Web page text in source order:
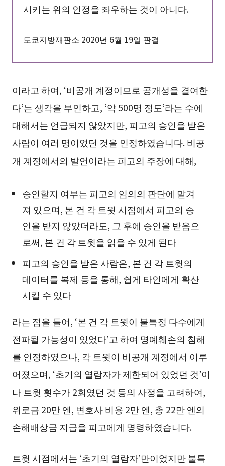
시키는 위의 인정을 좌우하는 것이 아니다.
도쿄지방재판소 2020년 6월 19일 판결
이라고 하여, ‘비공개 계정이므로 공개성을 결여한
다’는 생각을 부인하고, ‘약 500명 정도’라는 수에
대해서는 언급되지 않았지만, 피고의 승인을 받은
사람이 여러 명이었던 것을 인정하였습니다. 비공
개 계정에서의 발언이라는 피고의 주장에 대해,
승인할지 여부는 피고의 임의의 판단에 맡겨
져 있으며, 본 건 각 트윗 시점에서 피고의 승
인을 받지 않았더라도, 그 후에 승인을 받음으
로써, 본 건 각 트윗을 읽을 수 있게 된다
피고의 승인을 받은 사람은, 본 건 각 트윗의
데이터를 복제 등을 통해, 쉽게 타인에게 확산
시킬 수 있다
라는 점을 들어, ‘본 건 각 트윗이 불특정 다수에게
전파될 가능성이 있었다’고 하여 명예훼손의 침해
를 인정하였으나, 각 트윗이 비공개 계정에서 이루
어졌으며, ‘초기의 열람자가 제한되어 있었던 것’이
나 트윗 횟수가 2회였던 것 등의 사정을 고려하여,
위로금 20만 엔, 변호사 비용 2만 엔, 총 22만 엔의
손해배상금 지급을 피고에게 명령하였습니다.
트윗 시점에서는 ‘초기의 열람자’만이었지만 불특